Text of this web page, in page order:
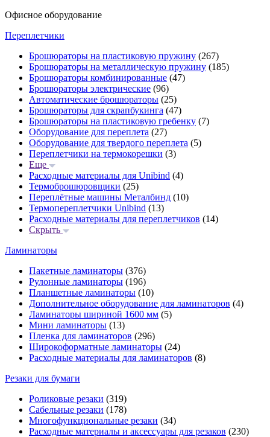
Офисное оборудование
Переплетчики
Брошюраторы на пластиковую пружину (267)
Брошюраторы на металлическую пружину (185)
Брошюраторы комбинированные (47)
Брошюраторы электрические (96)
Автоматические брошюраторы (25)
Брошюраторы для скрапбукинга (47)
Брошюраторы на пластиковую гребенку (7)
Оборудование для переплета (27)
Оборудование для твердого переплета (5)
Переплетчики на термокорешки (3)
Еще
Расходные материалы для Unibind (4)
Термоброшюровщики (25)
Переплётные машины Металбинд (10)
Термопереплетчики Unibind (13)
Расходные материалы для переплетчиков (14)
Скрыть
Ламинаторы
Пакетные ламинаторы (376)
Рулонные ламинаторы (196)
Планшетные ламинаторы (10)
Дополнительное оборудование для ламинаторов (4)
Ламинаторы шириной 1600 мм (5)
Мини ламинаторы (13)
Пленка для ламинаторов (296)
Широкоформатные ламинаторы (24)
Расходные материалы для ламинаторов (8)
Резаки для бумаги
Роликовые резаки (319)
Сабельные резаки (178)
Многофункциональные резаки (34)
Расходные материалы и аксессуары для резаков (230)